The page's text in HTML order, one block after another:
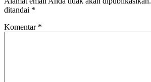
ditandai *
Komentar *